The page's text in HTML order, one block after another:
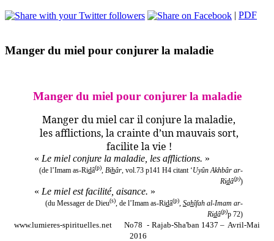
| PDF
Manger du miel pour conjurer la maladie
Manger du miel pour conjurer la maladie
Manger du miel car il conjure la maladie,
les afflictions, la crainte d’un mauvais sort,
facilite la vie !
« Le miel conjure la maladie, les afflictions. »
(de l’Imam as-Ridâ(p), Bihâr, vol.73 p141 H4 citant ‘Uyûn Akhbâr ar-
Ridâ(p))
« Le miel est facilité, aisance. »
(du Messager de Dieu(s), de l’Imam as-Ridâ(p), Sahîfah al-Imam ar-
Ridâ(p)p 72)
www.lumieres-spirituelles net No78 - Rajab-Sha'ban 1437 – Avril-Mai
2016